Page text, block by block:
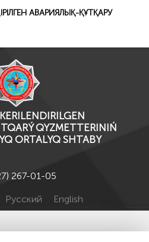
QYZMETTERINIŃ
ORTALYQ SHTABY
267-01-05
Русский English
АВАРИЯЛЫҚ-ҚҰТҚАРУ